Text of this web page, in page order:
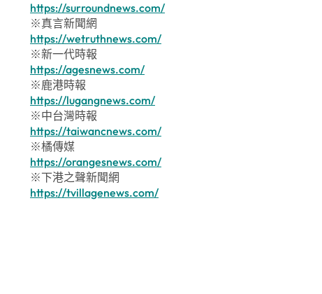
https://surroundnews.com/
※真言新聞網
https://wetruthnews.com/
※新一代時報
https://agesnews.com/
※鹿港時報
https://lugangnews.com/
※中台灣時報
https://taiwancnews.com/
※橘傳媒
https://orangesnews.com/
※下港之聲新聞網
https://tvillagenews.com/